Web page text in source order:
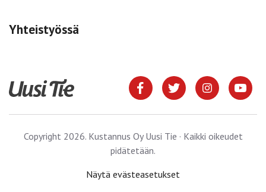
Yhteistyössä
Copyright 2026. Kustannus Oy Uusi Tie · Kaikki oikeudet
pidätetään.
Näytä evästeasetukset